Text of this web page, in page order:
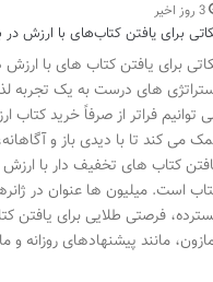
3 روز اخیر
برای یافتن کتاب‌های با ارزش
برای یافتن کتاب های با
های درست به یک تجربه
توانیم فراتر از صرفاً خرید
کتاب های تخفیف دار با
است. میلیون ها عنوان در
فرصتی طلایی برای یافتن
مانند پیشنهادهای